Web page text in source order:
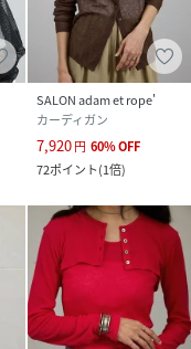
SALON adam et rope'
カーディガン
7,920円 60%OFF
72ポイント(1倍)